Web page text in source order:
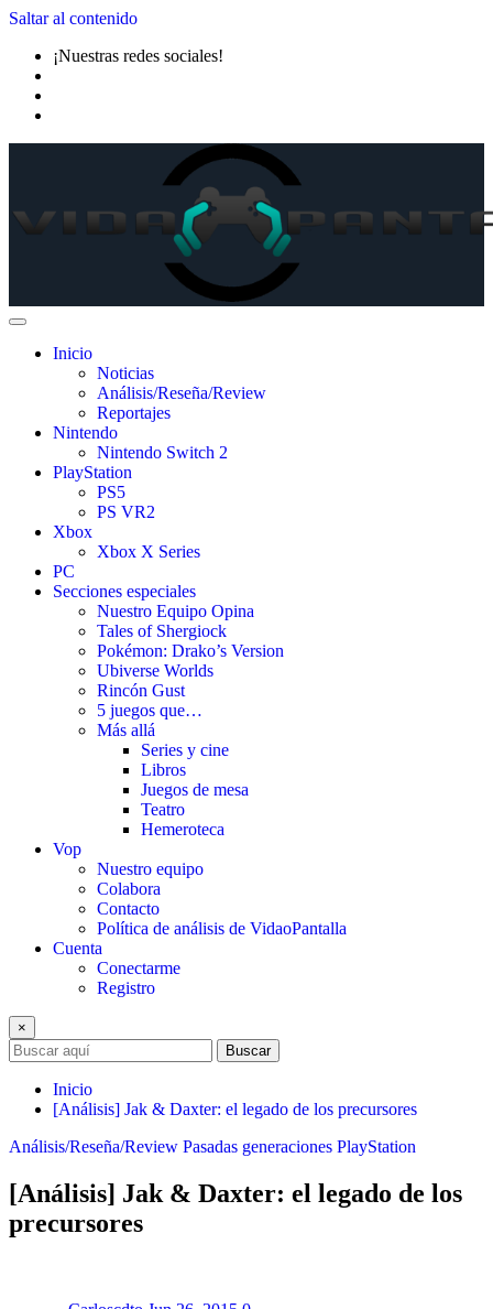
Saltar al contenido
¡Nuestras redes sociales!
Inicio
Noticias
Análisis/Reseña/Review
Reportajes
Nintendo
Nintendo Switch 2
PlayStation
PS5
PS VR2
Xbox
Xbox X Series
PC
Secciones especiales
Nuestro Equipo Opina
Tales of Shergiock
Pokémon: Drako’s Version
Ubiverse Worlds
Rincón Gust
5 juegos que…
Más allá
Series y cine
Libros
Juegos de mesa
Teatro
Hemeroteca
Vop
Nuestro equipo
Colabora
Contacto
Política de análisis de VidaoPantalla
Cuenta
Conectarme
Registro
×
Buscar
Inicio
[Análisis] Jak & Daxter: el legado de los precursores
Análisis/Reseña/Review Pasadas generaciones PlayStation
[Análisis] Jak & Daxter: el legado de los
precursores